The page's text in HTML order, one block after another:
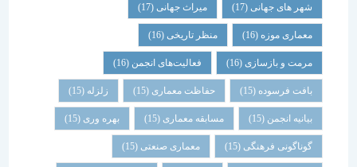
شهر های جهانی(17) میراث جهانی(17)
معماری موزه(16) منظر تاریخی (16)
مرمت و بازسازی(16) فعالیت‌های انجمن(16)
بافت فرسوده (15) حفاظت معماری (15) زلزله
بیانیه انجمن(15) مسابقه معماری (15) بهره وری(15)
گوناگونی فرهنگی (15) معماری صنعتی(15)